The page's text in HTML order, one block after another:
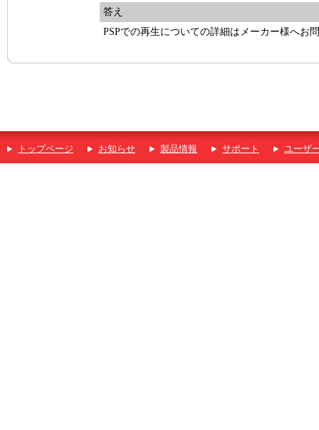
答え
PSPでの再生についての詳細はメーカー様へお
トップページ お知らせ 製品情報 サポート ユーザ